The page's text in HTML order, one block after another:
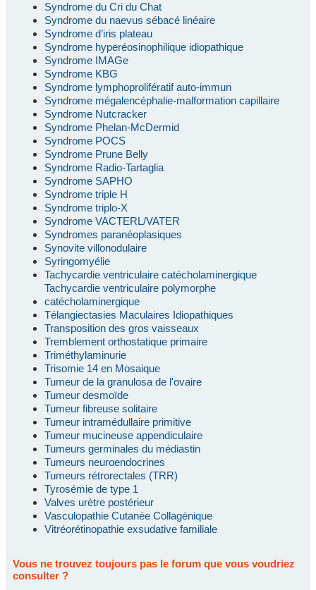
Syndrome du Cri du Chat
Syndrome du naevus sébacé linéaire
Syndrome d’iris plateau
Syndrome hyperéosinophilique idiopathique
Syndrome IMAGe
Syndrome KBG
Syndrome lymphoprolifératif auto-immun
Syndrome mégalencéphalie-malformation capillaire
Syndrome Nutcracker
Syndrome Phelan-McDermid
Syndrome POCS
Syndrome Prune Belly
Syndrome Radio-Tartaglia
Syndrome SAPHO
Syndrome triple H
Syndrome triplo-X
Syndrome VACTERL/VATER
Syndromes paranéoplasiques
Synovite villonodulaire
Syringomyélie
Tachycardie ventriculaire catécholaminergique
Tachycardie ventriculaire polymorphe
catécholaminergique
Télangiectasies Maculaires Idiopathiques
Transposition des gros vaisseaux
Tremblement orthostatique primaire
Triméthylaminurie
Trisomie 14 en Mosaique
Tumeur de la granulosa de l'ovaire
Tumeur desmoïde
Tumeur fibreuse solitaire
Tumeur intramédullaire primitive
Tumeur mucineuse appendiculaire
Tumeurs germinales du médiastin
Tumeurs neuroendocrines
Tumeurs rétrorectales (TRR)
Tyrosémie de type 1
Valves urètre postérieur
Vasculopathie Cutanée Collagénique
Vitréorétinopathie exsudative familiale
Vous ne trouvez toujours pas le forum que vous voudriez
consulter ?